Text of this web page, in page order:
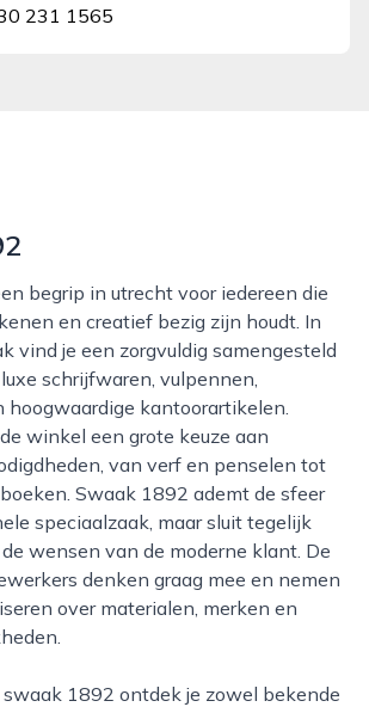
231 1565
en creatief bezig zijn houdt. In
vind je een zorgvuldig samengesteld
schrijfwaren, vulpennen,
kantoorartikelen.
winkel een grote keuze aan
van verf en penselen tot
Swaak 1892 ademt de sfeer
speciaalzaak, maar sluit tegelijk
wensen van de moderne klant. De
denken graag mee en nemen
over materialen, merken en